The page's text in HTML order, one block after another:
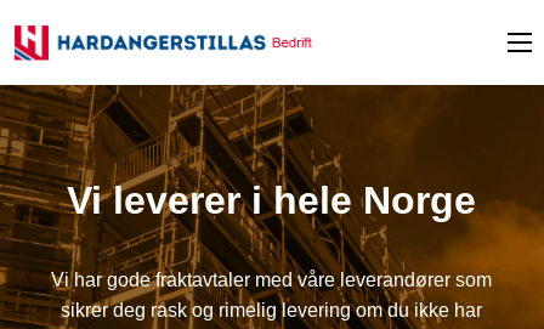
Vi leverer i hele Norge
Vi har gode fraktavtaler med våre leverandører som
sikrer deg rask og rimelig levering om du ikke har